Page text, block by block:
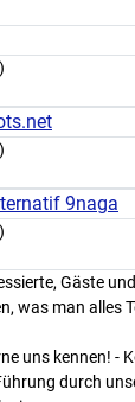
9naga
Gäste
was man alles
uns kennen! -
durch